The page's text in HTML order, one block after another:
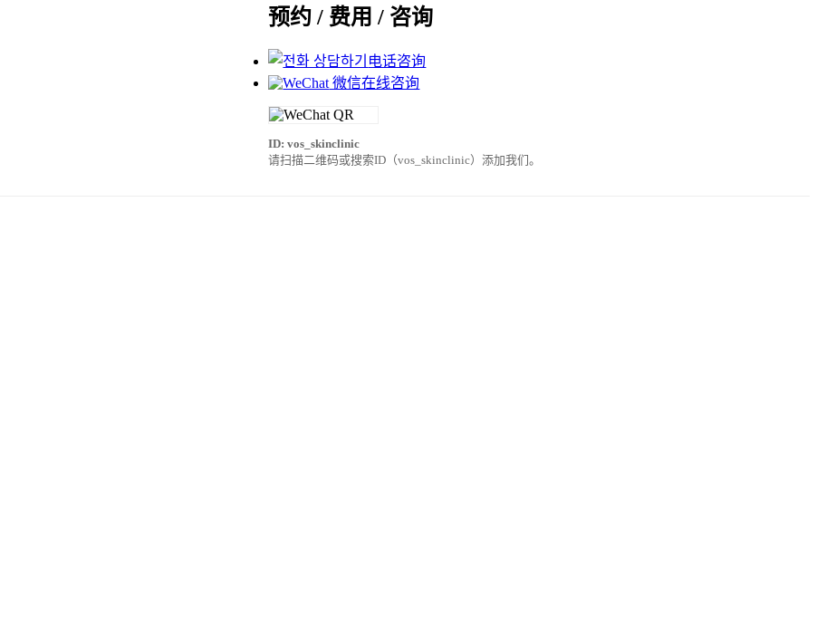
预约 / 费用 / 咨询
电话咨询
微信在线咨询
ID: vos_skinclinic
请扫描二维码或搜索ID（vos_skinclinic）添加我们。